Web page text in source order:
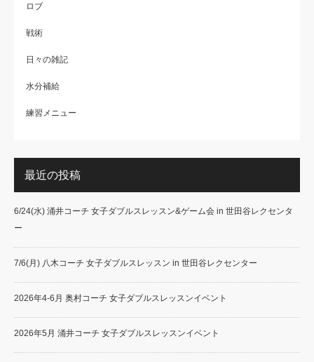
ロブ
戦術
日々の雑記
水分補給
練習メニュー
最近の投稿
6/24(水) 涌井コーチ 女子ダブルスレッスン&ゲーム会 in 世田谷レクセンタ
ー
7/6(月) 八木コーチ 女子ダブルスレッスン in 世田谷レクセンター
2026年4-6月 奥村コーチ 女子ダブルスレッスンイベント
2026年5月 涌井コーチ 女子ダブルスレッスンイベント